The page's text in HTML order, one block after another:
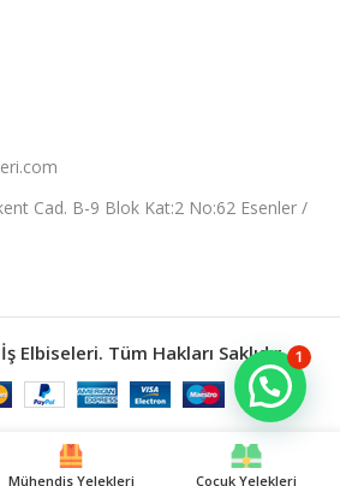
Cad. B-9 Blok Kat:2 No:62 Esenler /
Elbiseleri. Tüm Hakları Saklıdır.
Mühendis Yelekleri Çocuk Yelekleri
1